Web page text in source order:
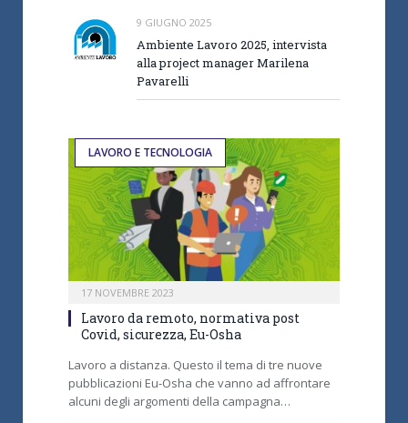
9 GIUGNO 2025
Ambiente Lavoro 2025, intervista
alla project manager Marilena
Pavarelli
LAVORO E TECNOLOGIA
17 NOVEMBRE 2023
Lavoro da remoto, normativa post
Covid, sicurezza, Eu-Osha
Lavoro a distanza. Questo il tema di tre nuove
pubblicazioni Eu-Osha che vanno ad affrontare
alcuni degli argomenti della campagna…